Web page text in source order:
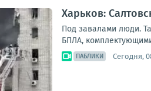
Харьков:
Под завалами люди.
БПЛА,
ПАБЛИКИ Сегодня,